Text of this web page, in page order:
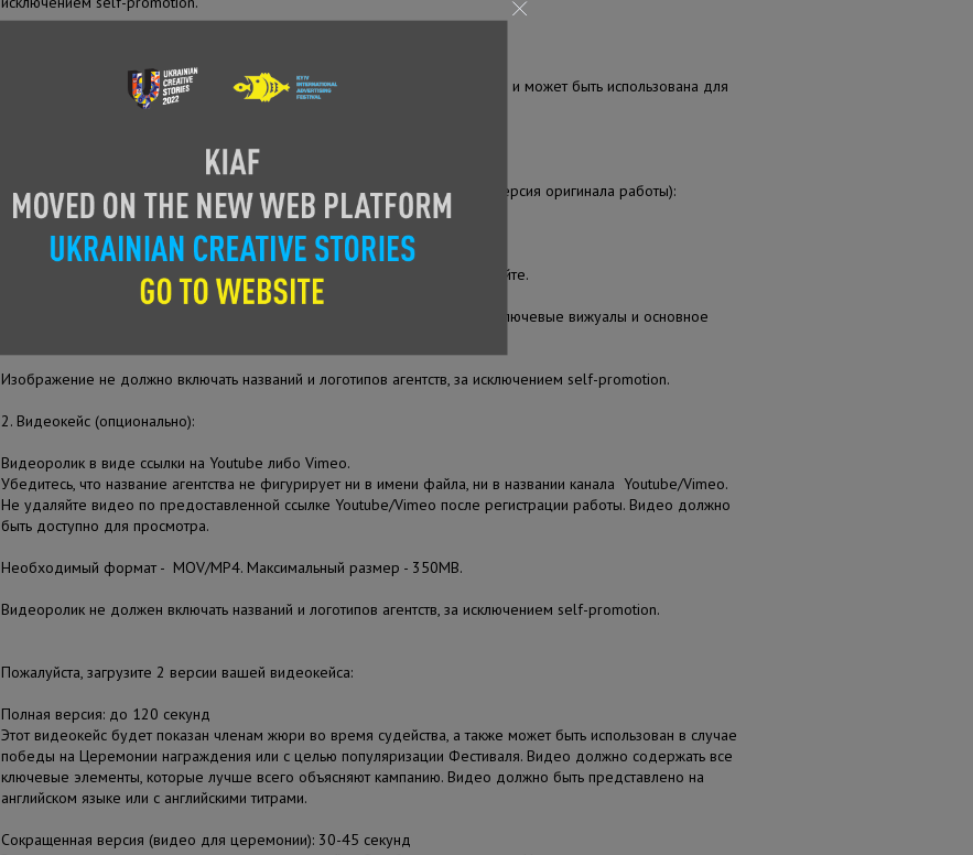
Убедитесь, что версия работы, которую вы загрузили, является финальной и может быть использована для
судейства, а также может быть публично продемонстрирована.
Все работы предоставляются в таком виде:
1. Изображение (PRESENTATION IMAGE) или Одно изображение (digital версия оригинала работы):
JPG, 150 dpi, RGB, A3 size (2480 x 1754 pixels), не более 15MB.
Изображение прикрепляется к конкурсной заявки непосредственно на сайте.
Убедитесь, что ваше изображение PRESENTATION IMAGE содержит все ключевые вижуалы и основное
Изображение не должно включать названий и логотипов агентств, за исключением self-promotion.
2. Видеокейс (опционально):
Видеоролик в виде ссылки на Youtube либо Vimeo.
Убедитесь, что название агентства не фигурирует ни в имени файла, ни в названии канала Youtube/Vimeo.
Не удаляйте видео по предоставленной ссылке Youtube/Vimeo после регистрации работы. Видео должно
быть доступно для просмотра.
Необходимый формат - MOV/MP4. Максимальный размер - 350MB.
Видеоролик не должен включать названий и логотипов агентств, за исключением self-promotion.
Пожалуйста, загрузите 2 версии вашей видеокейса:
Полная версия: до 120 секунд
Этот видеокейс будет показан членам жюри во время судейства, а также может быть использован в случае
победы на Церемонии награждения или с целью популяризации Фестиваля. Видео должно содержать все
ключевые элементы, которые лучше всего объясняют кампанию. Видео должно быть представлено на
английском языке или с английскими титрами.
Сокращенная версия (видео для церемонии): 30-45 секунд